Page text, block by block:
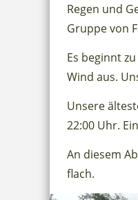
Regen und
Gruppe von
Es beginnt
Wind aus.
Unsere
22:00 Uhr.
An diesem
flach.